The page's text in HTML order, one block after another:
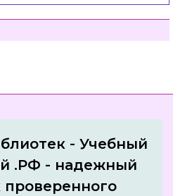
- Учебный
.РФ - надежный